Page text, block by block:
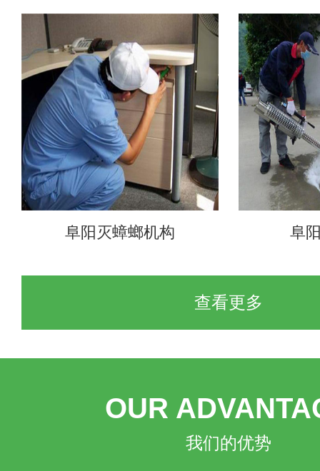
阜阳灭蟑螂机构 阜
查看更多
OUR
我们的优势